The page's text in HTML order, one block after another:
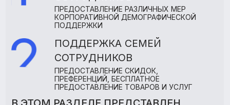
В ЭТОМ РАЗДЕЛЕ ПРЕДСТАВЛЕН
СПРАВОЧНИК БИЗНЕСА, КОТОРЫЙ
ТОЧНО — ЗА СЕМЬЮ!